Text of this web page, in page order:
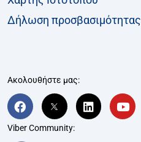
Δήλωση προσβασιμότητας
Ακολουθήστε μας:
F
a
c
e
T
w
i
t
L
i
n
Y
o
u
Viber Community: